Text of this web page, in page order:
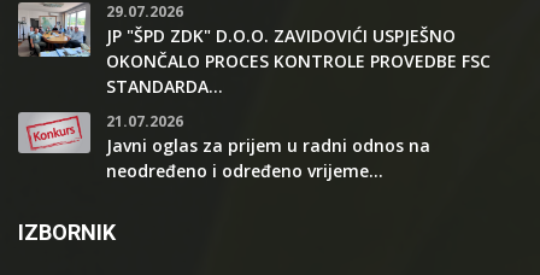
29.07.2026
JP "ŠPD ZDK" D.O.O. ZAVIDOVIĆI USPJEŠNO
OKONČALO PROCES KONTROLE PROVEDBE FSC
STANDARDA...
21.07.2026
Javni oglas za prijem u radni odnos na
neodređeno i određeno vrijeme...
IZBORNIK